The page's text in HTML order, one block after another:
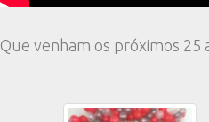
Que venham os próximos 25